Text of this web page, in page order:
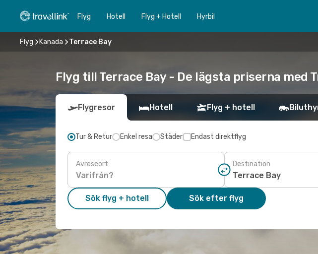
Flyg Hotell Flyg + Hotell Hyrbil
Flyg Kanada Terrace Bay
Flyg till Terrace Bay - De lägsta priserna med
Flygresor Hotell Flyg + hotell
Tur & Retur Enkel resa Städer Endast direktflyg
Avreseort Destination
Sök flyg + hotell Sök efter flyg